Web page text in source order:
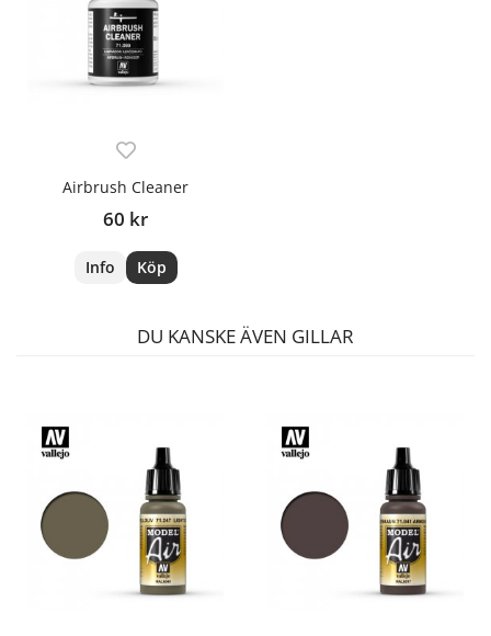
Airbrush Cleaner
60 kr
Info Köp
DU KANSKE ÄVEN GILLAR